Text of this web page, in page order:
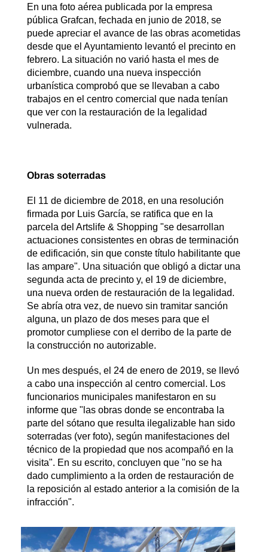
En una foto aérea publicada por la empresa
pública Grafcan, fechada en junio de 2018, se
puede apreciar el avance de las obras acometidas
desde que el Ayuntamiento levantó el precinto en
febrero. La situación no varió hasta el mes de
diciembre, cuando una nueva inspección
urbanística comprobó que se llevaban a cabo
trabajos en el centro comercial que nada tenían
que ver con la restauración de la legalidad
vulnerada.
Obras soterradas
El 11 de diciembre de 2018, en una resolución
firmada por Luis García, se ratifica que en la
parcela del Artslife & Shopping "se desarrollan
actuaciones consistentes en obras de terminación
de edificación, sin que conste título habilitante que
las ampare". Una situación que obligó a dictar una
segunda acta de precinto y, el 19 de diciembre,
una nueva orden de restauración de la legalidad.
Se abría otra vez, de nuevo sin tramitar sanción
alguna, un plazo de dos meses para que el
promotor cumpliese con el derribo de la parte de
la construcción no autorizable.
Un mes después, el 24 de enero de 2019, se llevó
a cabo una inspección al centro comercial. Los
funcionarios municipales manifestaron en su
informe que "las obras donde se encontraba la
parte del sótano que resulta ilegalizable han sido
soterradas (ver foto), según manifestaciones del
técnico de la propiedad que nos acompañó en la
visita". En su escrito, concluyen que "no se ha
dado cumplimiento a la orden de restauración de
la reposición al estado anterior a la comisión de la
infracción".